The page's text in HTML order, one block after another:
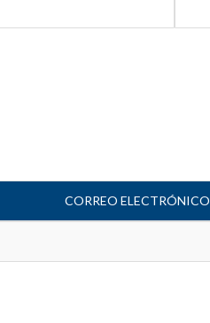
CORREO ELECTRÓNICO